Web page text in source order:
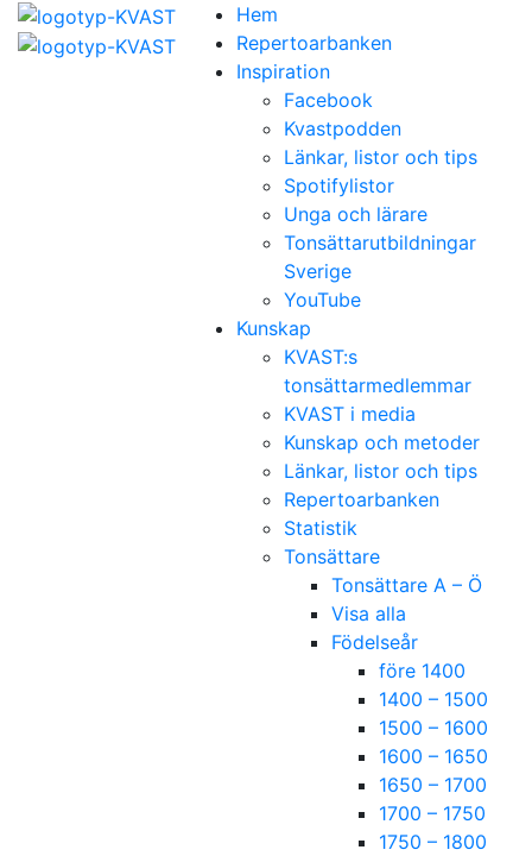
Hem
Repertoarbanken
Inspiration
Facebook
Kvastpodden
Länkar, listor och tips
Spotifylistor
Unga och lärare
Tonsättarutbildningar
Sverige
YouTube
Kunskap
KVAST:s
tonsättarmedlemmar
KVAST i media
Kunskap och metoder
Länkar, listor och tips
Repertoarbanken
Statistik
Tonsättare
Tonsättare A – Ö
Visa alla
Födelseår
före 1400
1400 – 1500
1500 – 1600
1600 – 1650
1650 – 1700
1700 – 1750
1750 – 1800